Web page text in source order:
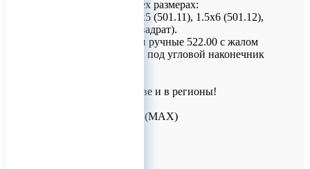
производятся в трех размерах:
1.5х4 (501.10), 1.5х5 (501.11), 1.5х6 (501.12),
S=1.0 мм (шлиц-квадрат).
Подходят отвертки ручные 522.00 с жалом
522.11 и отверткой под угловой наконечник
Доставка по Москве и в регионы!
+7 (926) 209-09-94 (МАХ)